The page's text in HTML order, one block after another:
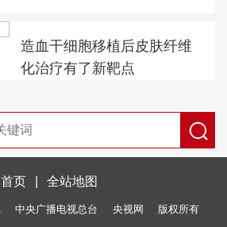
造血干细胞移植后皮肤纤维
化治疗有了新靶点
首页 全站地图
中央广播电视总台 央视网 版权所有